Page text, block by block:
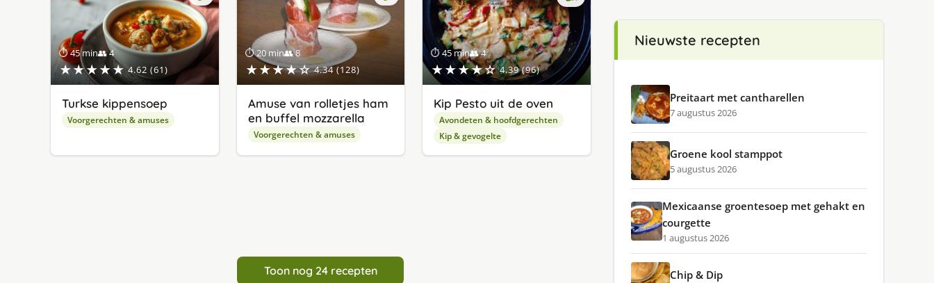
⏱ 45 min👥 4
★★★★★ 4.62 (61)
Turkse kippensoep
Voorgerechten & amuses
⏱ 20 min👥 8
★★★★☆ 4.34 (128)
Amuse van rolletjes ham
en buffel mozzarella
Voorgerechten & amuses
⏱ 45 min👥 4
★★★★☆ 4.39 (96)
lekker
gevonden
Kip Pesto uit de oven
Avondeten & hoofdgerechten
Kip & gevogelte
Toon nog 24 recepten
Nieuwste recepten
Preitaart met cantharellen
7 augustus 2026
Groene kool stamppot
5 augustus 2026
Mexicaanse groentesoep met gehakt en
courgette
1 augustus 2026
Chip & Dip